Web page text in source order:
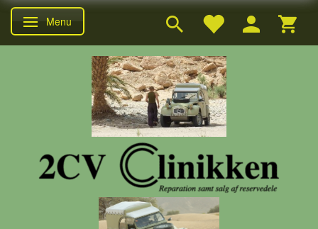
Skifte navigation
Menu